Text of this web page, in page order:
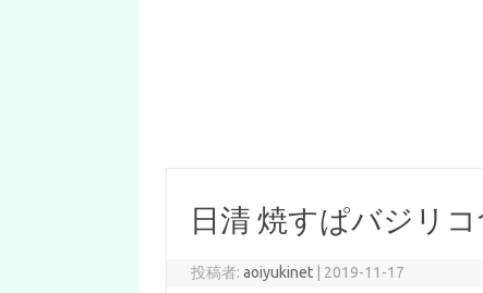
日清 焼すぱバジリ
投稿者:aoiyukinet 2019-11-17